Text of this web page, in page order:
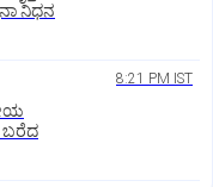
ನಿಧನ
8:21 PM IST
ಬರೆದ